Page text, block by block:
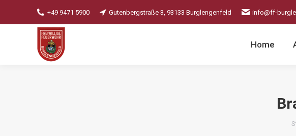
+49 9471 5900 Gutenbergstraße 3, 93133 Burglengenfeld info@ff-
Home